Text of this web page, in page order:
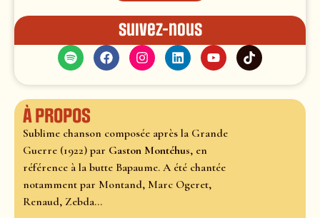
Suivez-nous
À propos
Sublime chanson composée après la Grande
Guerre (1922) par Gaston Montéhus, en
référence à la butte Bapaume. A été chantée
notamment par Montand, Marc Ogeret,
Renaud, Zebda...